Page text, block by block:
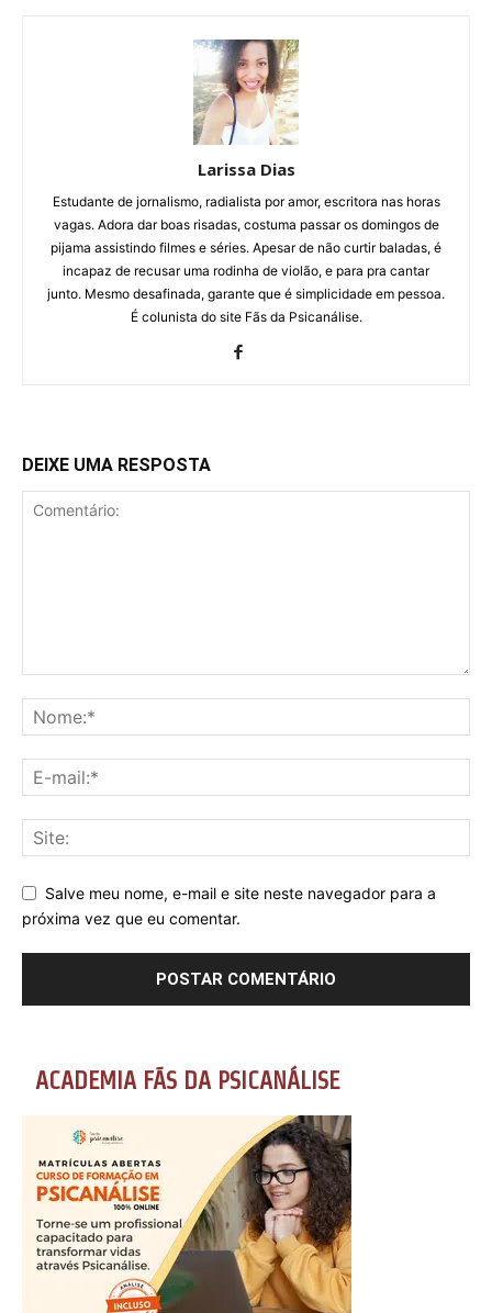
Larissa Dias
Estudante de jornalismo, radialista por amor, escritora nas horas
vagas. Adora dar boas risadas, costuma passar os domingos de
pijama assistindo filmes e séries. Apesar de não curtir baladas, é
incapaz de recusar uma rodinha de violão, e para pra cantar
junto. Mesmo desafinada, garante que é simplicidade em pessoa.
É colunista do site Fãs da Psicanálise.
DEIXE UMA RESPOSTA
Salve meu nome, e-mail e site neste navegador para a
próxima vez que eu comentar.
ACADEMIA FÃS DA PSICANÁLISE